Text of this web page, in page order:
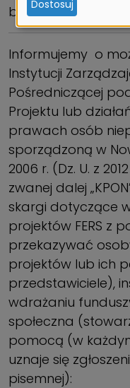
bezpieczeństwem
Informujemy o
Instytucji
Pośredniczącej
Projektu lub
prawach osób
sporządzoną w
2006 r. (Dz. U. z
zwanej dalej
skargi dotyczące
projektów FERS z
przekazywać
projektów lub ich
przedstawiciele),
wdrażaniu
społeczna
pomocą (w
uznaje się
pisemnej):
ciasteczek
Dostosuj